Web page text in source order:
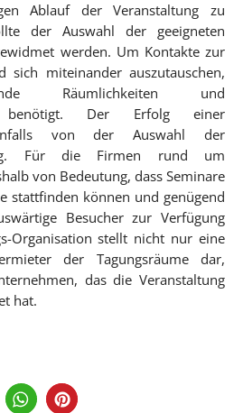
Ablauf der Veranstaltung zu
der Auswahl der geeigneten
werden. Um Kontakte zur
sich miteinander auszutauschen,
Räumlichkeiten und
benötigt. Der Erfolg einer
von der Auswahl der
Für die Firmen rund um
von Bedeutung, dass Seminare
stattfinden können und genügend
Besucher zur Verfügung
Organisation stellt nicht nur eine
der Tagungsräume dar,
das die Veranstaltung
hat.